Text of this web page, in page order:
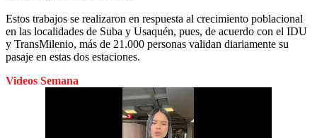
Estos trabajos se realizaron en respuesta al crecimiento poblacional
en las localidades de Suba y Usaquén, pues, de acuerdo con el IDU
y TransMilenio, más de 21.000 personas validan diariamente su
pasaje en estas dos estaciones.
Videos Semana